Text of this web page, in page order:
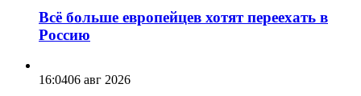
Всё больше европейцев хотят переехать в
Россию
16:0406 авг 2026